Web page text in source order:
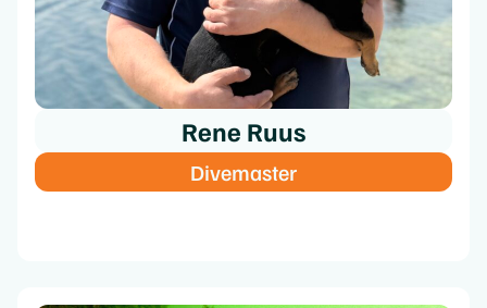
Rene Ruus
Divemaster